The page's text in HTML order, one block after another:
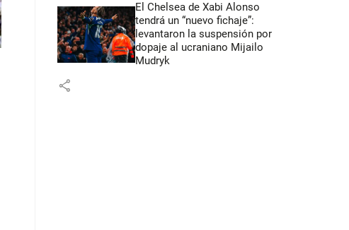
El Chelsea de Xabi Alonso
tendrá un “nuevo fichaje”:
levantaron la suspensión por
dopaje al ucraniano Mijailo
Mudryk
share